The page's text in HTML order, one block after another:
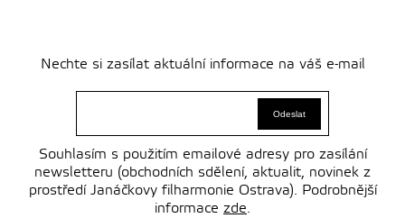
Nechte si zasílat aktuální informace na váš e-mail
Souhlasím s použitím emailové adresy pro zasílání
newsletteru (obchodních sdělení, aktualit, novinek z
prostředí Janáčkovy filharmonie Ostrava). Podrobnější
informace zde.